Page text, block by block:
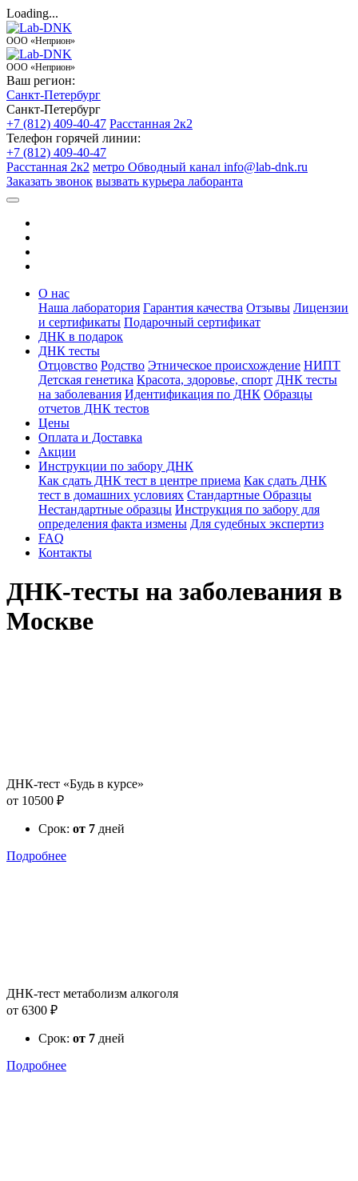
Loading...
ООО «Неприон»
ООО «Неприон»
Ваш регион:
Санкт-Петербург
Санкт-Петербург
+7 (812) 409-40-47 Расстанная 2к2
Телефон горячей линии:
+7 (812) 409-40-47
Расстанная 2к2 метро Обводный канал info@lab-dnk.ru
Заказать звонок вызвать курьера лаборанта
О нас
Наша лаборатория Гарантия качества Отзывы Лицензии
и сертификаты Подарочный сертификат
ДНК в подарок
ДНК тесты
Отцовство Родство Этническое происхождение НИПТ
Детская генетика Красота, здоровье, спорт ДНК тесты
на заболевания Идентификация по ДНК Образцы
отчетов ДНК тестов
Цены
Оплата и Доставка
Акции
Инструкции по забору ДНК
Как сдать ДНК тест в центре приема Как сдать ДНК
тест в домашних условиях Стандартные Образцы
Нестандартные образцы Инструкция по забору для
определения факта измены Для судебных экспертиз
FAQ
Контакты
ДНК-тесты на заболевания в
Москве
ДНК-тест «Будь в курсе»
от 10500 ₽
Срок: от 7 дней
Подробнее
ДНК-тест метаболизм алкоголя
от 6300 ₽
Срок: от 7 дней
Подробнее